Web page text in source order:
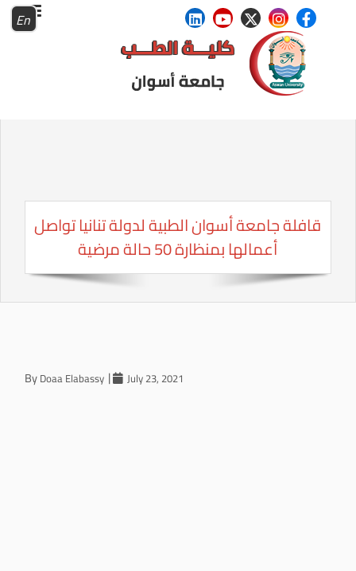
En
قافلة جامعة أسوان الطبية لدولة تنانيا تواصل
أعمالها بمنظارة 50 حالة مرضية
ByDoaa Elabassy July 23, 2021